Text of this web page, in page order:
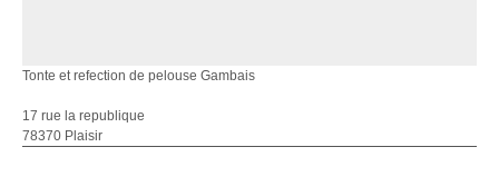
Tonte et refection de pelouse Gambais
17 rue la republique
78370 Plaisir